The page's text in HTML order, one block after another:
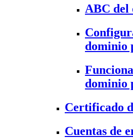
ABC del
dominio
dominio
Certificado
Cuentas de